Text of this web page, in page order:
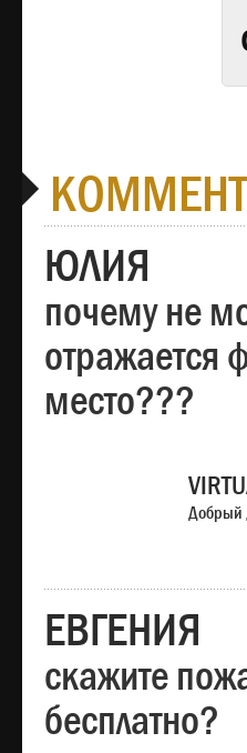
ЮЛИЯ
почему не
отражается
место???
Добрый
ЕВГЕНИЯ
скажите
бесплатно?